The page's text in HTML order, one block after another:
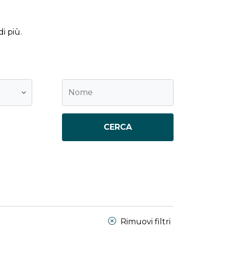
più.
CERCA
Rimuovi filtri